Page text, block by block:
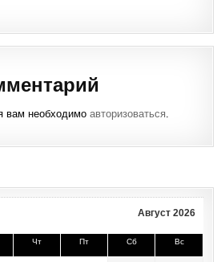
вам необходимоавторизоваться
Август 2026
Чт Пт Сб Вс